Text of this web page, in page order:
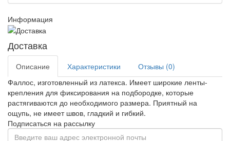
Информация
Доставка
Описание Характеристики
Отзывы (0)
Фаллос, изготовленный из латекса. Имеет широкие ленты-
крепления для фиксирования на подбородке, которые
растягиваются до необходимого размера. Приятный на
ощупь, не имеет швов, гладкий и гибкий.
Подписаться на рассылку